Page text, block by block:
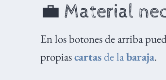
💼 Material
En los botones de arriba
propiascartas de labaraja.